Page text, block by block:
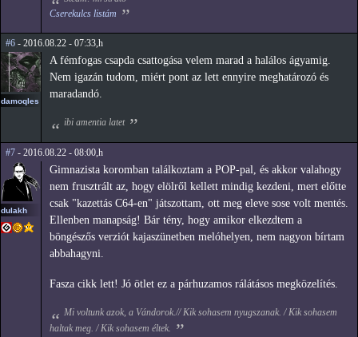
Cserekulcs listám
#6 - 2016.08.22 - 07:33,h
damoqles
A fémfogas csapda csattogása velem marad a halálos ágyamig.
Nem igazán tudom, miért pont az lett ennyire meghatározó és
maradandó.
ibi amentia latet
#7 - 2016.08.22 - 08:00,h
dulakh
Gimnazista koromban találkoztam a POP-pal, és akkor valahogy
nem frusztrált az, hogy elölről kellett mindig kezdeni, mert előtte
csak "kazettás C64-en" játszottam, ott meg eleve sose volt mentés.
Ellenben manapság! Bár tény, hogy amikor elkezdtem a
böngészős verziót kajaszünetben melóhelyen, nem nagyon bírtam
abbahagyni.
Fasza cikk lett! Jó ötlet ez a párhuzamos rálátásos megközelítés.
Mi voltunk azok, a Vándorok.// Kik sohasem nyugszanak. / Kik sohasem
haltak meg. / Kik sohasem éltek.